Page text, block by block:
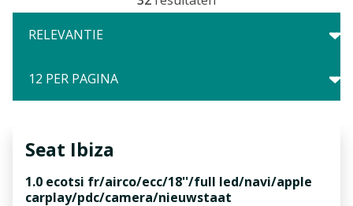
Seat Ibiza
1.0 ecotsi fr/airco/ecc/18''/full led/navi/apple
carplay/pdc/camera/nieuwstaat